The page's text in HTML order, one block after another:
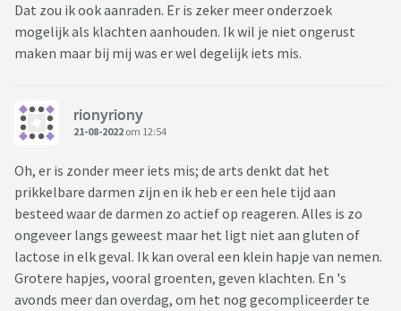
Dat zou ik ook aanraden. Er is zeker meer onderzoek
mogelijk als klachten aanhouden. Ik wil je niet ongerust
maken maar bij mij was er wel degelijk iets mis.
rionyriony
21-08-2022 om 12:54
Oh, er is zonder meer iets mis; de arts denkt dat het
prikkelbare darmen zijn en ik heb er een hele tijd aan
besteed waar de darmen zo actief op reageren. Alles is zo
ongeveer langs geweest maar het ligt niet aan gluten of
lactose in elk geval. Ik kan overal een klein hapje van nemen.
Grotere hapjes, vooral groenten, geven klachten. En 's
avonds meer dan overdag, om het nog gecompliceerder te